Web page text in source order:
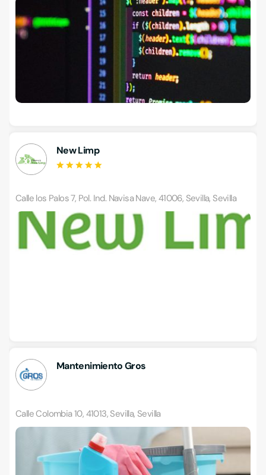
New Limp
Calle los Palos 7, Pol. Ind. Navisa Nave, 41006, Sevilla, Sevilla
Mantenimiento Gros
Calle Colombia 10, 41013, Sevilla, Sevilla